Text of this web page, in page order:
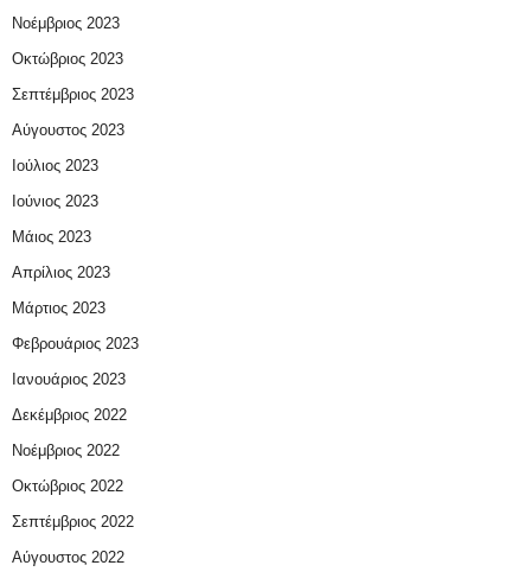
Νοέμβριος 2023
Οκτώβριος 2023
Σεπτέμβριος 2023
Αύγουστος 2023
Ιούλιος 2023
Ιούνιος 2023
Μάιος 2023
Απρίλιος 2023
Μάρτιος 2023
Φεβρουάριος 2023
Ιανουάριος 2023
Δεκέμβριος 2022
Νοέμβριος 2022
Οκτώβριος 2022
Σεπτέμβριος 2022
Αύγουστος 2022